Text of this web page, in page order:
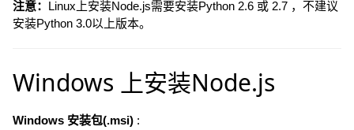
注意： Linux上安装Node.js需要安装Python 2.6 或 2.7 ，不建议
安装Python 3.0以上版本。
Windows 上安装Node.js
Windows 安装包(.msi) :